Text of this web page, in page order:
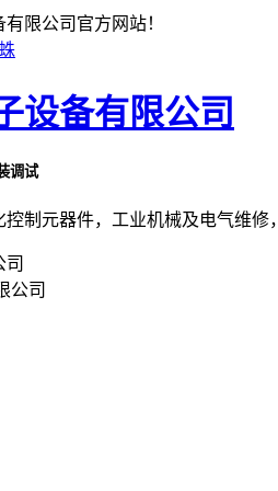
限公司官方网站！
调试
制元器件，工业机械及电气维修